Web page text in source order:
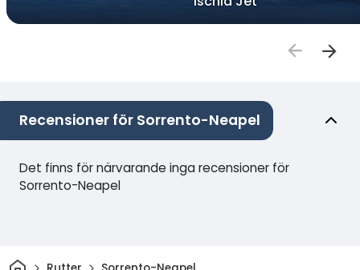
Recensioner för Sorrento-Neapel
Det finns för närvarande inga recensioner för
Sorrento-Neapel
Hem